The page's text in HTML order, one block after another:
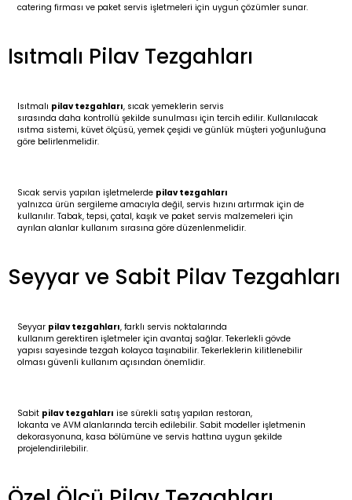
catering firması ve paket servis işletmeleri için uygun çözümler sunar.
Isıtmalı Pilav Tezgahları
Isıtmalı pilav tezgahları, sıcak yemeklerin servis
sırasında daha kontrollü şekilde sunulması için tercih edilir. Kullanılacak
ısıtma sistemi, küvet ölçüsü, yemek çeşidi ve günlük müşteri yoğunluğuna
göre belirlenmelidir.
Sıcak servis yapılan işletmelerde pilav tezgahları
yalnızca ürün sergileme amacıyla değil, servis hızını artırmak için de
kullanılır. Tabak, tepsi, çatal, kaşık ve paket servis malzemeleri için
ayrılan alanlar kullanım sırasına göre düzenlenmelidir.
Seyyar ve Sabit Pilav Tezgahları
Seyyar pilav tezgahları, farklı servis noktalarında
kullanım gerektiren işletmeler için avantaj sağlar. Tekerlekli gövde
yapısı sayesinde tezgah kolayca taşınabilir. Tekerleklerin kilitlenebilir
olması güvenli kullanım açısından önemlidir.
Sabit pilav tezgahları ise sürekli satış yapılan restoran,
lokanta ve AVM alanlarında tercih edilebilir. Sabit modeller işletmenin
dekorasyonuna, kasa bölümüne ve servis hattına uygun şekilde
projelendirilebilir.